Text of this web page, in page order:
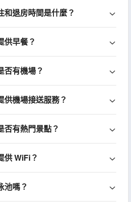
和退房時間是什麼？
供早餐？
否有機場？
供機場接送服務？
否有熱門景點？
供 WiFi？
池嗎？